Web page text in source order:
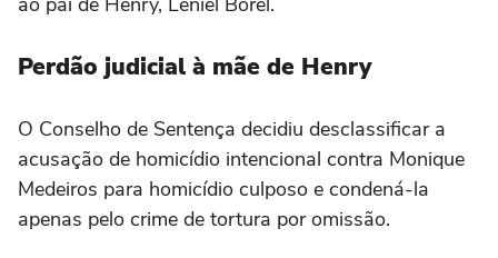
Perdão judicial à mãe de Henry
O Conselho de Sentença decidiu desclassificar a
acusação de homicídio intencional contra Monique
Medeiros para homicídio culposo e condená-la
apenas pelo crime de tortura por omissão.